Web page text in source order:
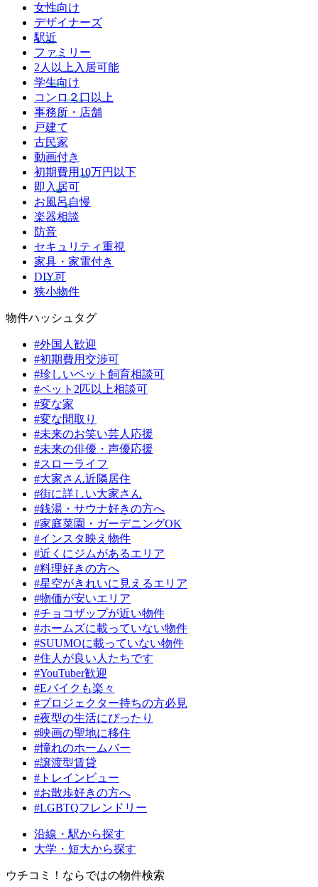
女性向け
デザイナーズ
駅近
ファミリー
2人以上入居可能
学生向け
コンロ２口以上
事務所・店舗
戸建て
古民家
動画付き
初期費用10万円以下
即入居可
お風呂自慢
楽器相談
防音
セキュリティ重視
家具・家電付き
DIY可
狭小物件
物件ハッシュタグ
#外国人歓迎
#初期費用交渉可
#珍しいペット飼育相談可
#ペット2匹以上相談可
#変な家
#変な間取り
#未来のお笑い芸人応援
#未来の俳優・声優応援
#スローライフ
#大家さん近隣居住
#街に詳しい大家さん
#銭湯・サウナ好きの方へ
#家庭菜園・ガーデニングOK
#インスタ映え物件
#近くにジムがあるエリア
#料理好きの方へ
#星空がきれいに見えるエリア
#物価が安いエリア
#チョコザップが近い物件
#ホームズに載っていない物件
#SUUMOに載っていない物件
#住人が良い人たちです
#YouTuber歓迎
#Eバイクも楽々
#プロジェクター持ちの方必見
#夜型の生活にぴったり
#映画の聖地に移住
#憧れのホームバー
#譲渡型賃貸
#トレインビュー
#お散歩好きの方へ
#LGBTQフレンドリー
沿線・駅から探す
大学・短大から探す
ウチコミ！ならではの物件検索